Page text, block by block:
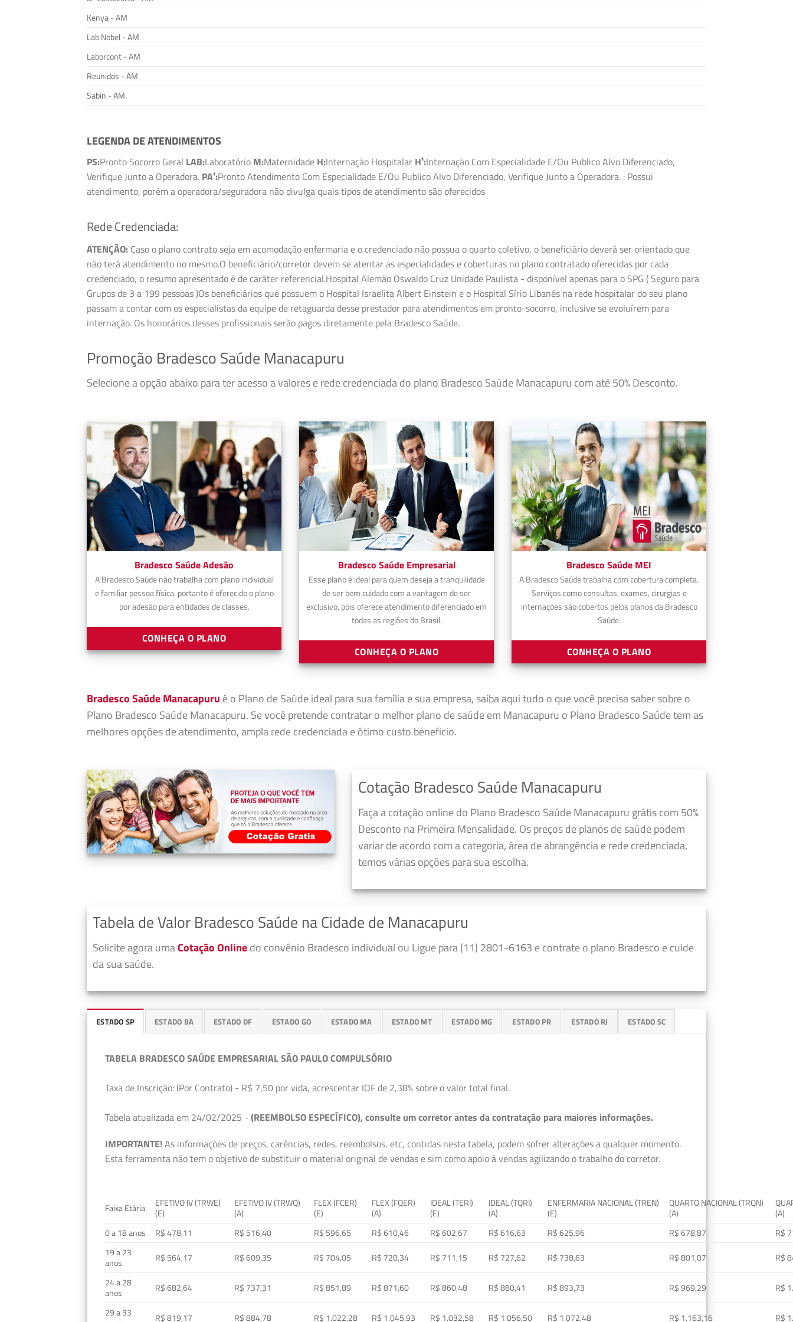
Kenya - AM
Lab Nobel - AM
Laborcont - AM
Reunidos - AM
Sabin - AM
LEGENDA DE ATENDIMENTOS
PS:Pronto Socorro Geral LAB:Laboratório M:Maternidade H:Internação Hospitalar H¹:Internação Com Especialidade E/Ou Publico Alvo Diferenciado,
Verifique Junto a Operadora. PA¹:Pronto Atendimento Com Especialidade E/Ou Publico Alvo Diferenciado, Verifique Junto a Operadora. : Possui
atendimento, porém a operadora/seguradora não divulga quais tipos de atendimento são oferecidos
Rede Credenciada:
ATENÇÃO: Caso o plano contrato seja em acomodação enfermaria e o credenciado não possua o quarto coletivo, o beneficiário deverá ser orientado que
não terá atendimento no mesmo.O beneficiário/corretor devem se atentar as especialidades e coberturas no plano contratado oferecidas por cada
credenciado, o resumo apresentado é de caráter referencial.Hospital Alemão Oswaldo Cruz Unidade Paulista - disponível apenas para o SPG ( Seguro para
Grupos de 3 a 199 pessoas )Os beneficiários que possuem o Hospital Israelita Albert Einstein e o Hospital Sírio Libanês na rede hospitalar do seu plano
passam a contar com os especialistas da equipe de retaguarda desse prestador para atendimentos em pronto-socorro, inclusive se evoluírem para
internação. Os honorários desses profissionais serão pagos diretamente pela Bradesco Saúde.
Promoção Bradesco Saúde Manacapuru
Selecione a opção abaixo para ter acesso a valores e rede credenciada do plano Bradesco Saúde Manacapuru com até 50% Desconto.
Bradesco Saúde Adesão
A Bradesco Saúde não trabalha com plano individual
e familiar pessoa física, portanto é oferecido o plano
por adesão para entidades de classes.
CONHEÇA O PLANO
Bradesco Saúde Empresarial
Esse plano é ideal para quem deseja a tranquilidade
de ser bem cuidado com a vantagem de ser
exclusivo, pois oferece atendimento diferenciado em
todas as regiões do Brasil.
CONHEÇA O PLANO
Bradesco Saúde MEI
A Bradesco Saúde trabalha com cobertura completa.
Serviços como consultas, exames, cirurgias e
internações são cobertos pelos planos da Bradesco
Saúde.
CONHEÇA O PLANO
Bradesco Saúde Manacapuru é o Plano de Saúde ideal para sua família e sua empresa, saiba aqui tudo o que você precisa saber sobre o
Plano Bradesco Saúde Manacapuru. Se você pretende contratar o melhor plano de saúde em Manacapuru o Plano Bradesco Saúde tem as
melhores opções de atendimento, ampla rede credenciada e ótimo custo beneficio.
Cotação Bradesco Saúde Manacapuru
Faça a cotação online do Plano Bradesco Saúde Manacapuru grátis com 50%
Desconto na Primeira Mensalidade. Os preços de planos de saúde podem
variar de acordo com a categoria, área de abrangência e rede credenciada,
temos várias opções para sua escolha.
Tabela de Valor Bradesco Saúde na Cidade de Manacapuru
Solicite agora umaCotação Onlinedo convênio Bradesco individual ou Ligue para (11) 2801-6163 e contrate o plano Bradesco e cuide
da sua saúde.
ESTADO SP ESTADO BA ESTADO DF ESTADO GO ESTADO MA ESTADO MT ESTADO MG ESTADO PR ESTADO RJ ESTADO SC
TABELA BRADESCO SAÚDE EMPRESARIAL SÃO PAULO COMPULSÓRIO
Taxa de Inscrição: (Por Contrato) - R$ 7,50 por vida, acrescentar IOF de 2,38% sobre o valor total final.
Tabela atualizada em 24/02/2025 - (REEMBOLSO ESPECÍFICO), consulte um corretor antes da contratação para maiores informações.
IMPORTANTE!As informações de preços, carências, redes, reembolsos, etc, contidas nesta tabela, podem sofrer alterações a qualquer momento.
Esta ferramenta não tem o objetivo de substituir o material original de vendas e sim como apoio à vendas agilizando o trabalho do corretor.
Faixa Etária
EFETIVO IV (TRWE)
(E)
EFETIVO IV (TRWQ)
(A)
FLEX (FCER)
(E)
FLEX (FQER)
(A)
IDEAL (TERI)
(E)
IDEAL (TQRI)
(A)
ENFERMARIA NACIONAL (TREN)
(E)
QUARTO NACIONAL (TRQN)
(A)
(A)
0 a 18 anos
R$ 478,11 R$ 516,40 R$ 596,65 R$ 610,46 R$ 602,67 R$ 616,63 R$ 625,96 R$ 678,87
R$
19 a 23
anos
R$ 564,17 R$ 609,35 R$ 704,05 R$ 720,34 R$ 711,15 R$ 727,62 R$ 738,63 R$ 801,07
R$
24 a 28
anos
R$ 682,64 R$ 737,31 R$ 851,89 R$ 871,60 R$ 860,48 R$ 880,41 R$ 893,73 R$ 969,29
R$
29 a 33
R$ 819,17 R$ 884,78 R$ 1.022,28 R$ 1.045,93 R$ 1.032,58 R$ 1.056,50 R$ 1.072,48 R$ 1.163,16 R$